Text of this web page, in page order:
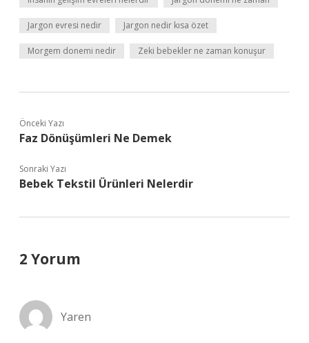
Jargon evresi nedir Jargon nedir kısa özet
Morgem donemi nedir Zeki bebekler ne zaman konuşur
Önceki Yazı
Faz Dönüşümleri Ne Demek
Sonraki Yazı
Bebek Tekstil Ürünleri Nelerdir
2 Yorum
Yaren